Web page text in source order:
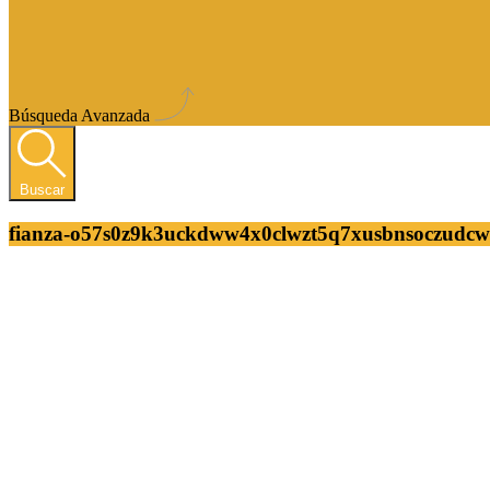
Búsqueda Avanzada
Buscar
fianza-